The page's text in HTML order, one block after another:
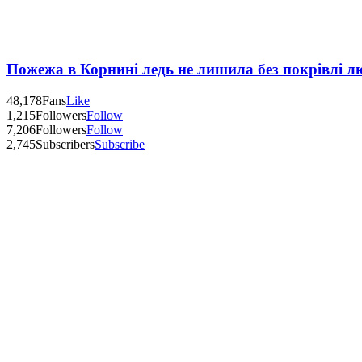
Пожежа в Корнині ледь не лишила без покрівлі
48,178FansLike
1,215FollowersFollow
7,206FollowersFollow
2,745SubscribersSubscribe